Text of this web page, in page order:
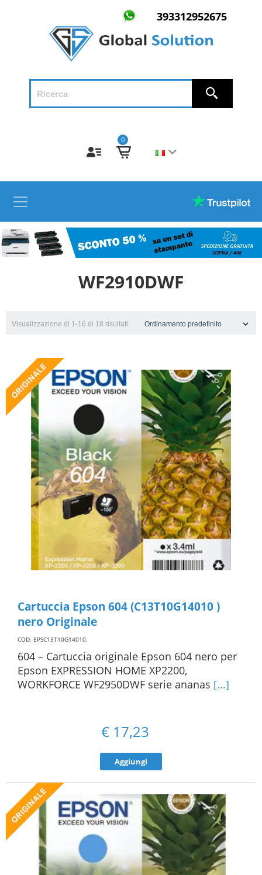
393312952675
0
WF2910DWF
Visualizzazione di 1-16 di 18 risultati
Cartuccia Epson 604 (C13T10G14010 )
nero Originale
COD: EPSC13T10G14010.
604 – Cartuccia originale Epson 604 nero per
Epson EXPRESSION HOME XP2200,
WORKFORCE WF2950DWF serie ananas [...]
€ 17,23
Aggiungi